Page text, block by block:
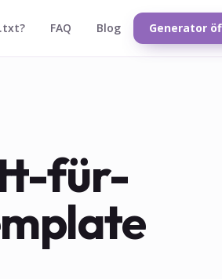
FAQ Blog Generator
für-